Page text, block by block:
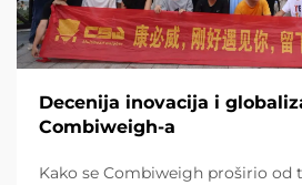
Decenija inovacija i
Combiweigh-a
Kako se Combiweigh proširio od